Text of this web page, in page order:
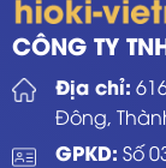
CÔNG TY
Địa chỉ:
Đông,
GPKD: Số